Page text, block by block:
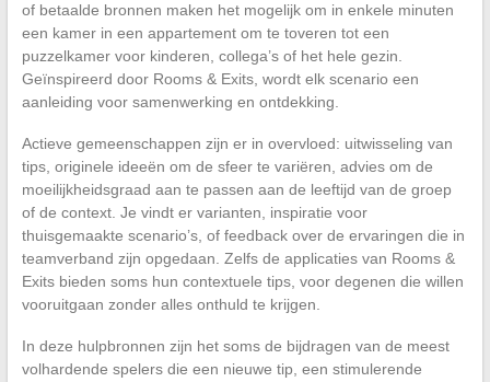
of betaalde bronnen maken het mogelijk om in enkele minuten
een kamer in een appartement om te toveren tot een
puzzelkamer voor kinderen, collega’s of het hele gezin.
Geïnspireerd door Rooms & Exits, wordt elk scenario een
aanleiding voor samenwerking en ontdekking.
Actieve gemeenschappen zijn er in overvloed: uitwisseling van
tips, originele ideeën om de sfeer te variëren, advies om de
moeilijkheidsgraad aan te passen aan de leeftijd van de groep
of de context. Je vindt er varianten, inspiratie voor
thuisgemaakte scenario’s, of feedback over de ervaringen die in
teamverband zijn opgedaan. Zelfs de applicaties van Rooms &
Exits bieden soms hun contextuele tips, voor degenen die willen
vooruitgaan zonder alles onthuld te krijgen.
In deze hulpbronnen zijn het soms de bijdragen van de meest
volhardende spelers die een nieuwe tip, een stimulerende